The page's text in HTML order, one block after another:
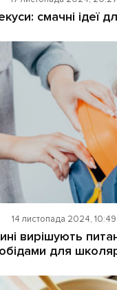
Фото/
Made in
Реклама на
смачні ідеї
14 листопада 2024, 10:49
вирішують
обідами для